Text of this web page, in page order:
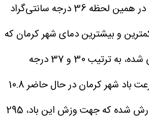
[print_datetime] در همین لحظه 36 درجه سانتی‌گراد
و بیشترین دمای شهر کرمان که
برای امروز پیش‌بینی شده، به ترتیب 30 و 37 درجه
سرعت باد شهر کرمان در حال حاضر 10.8
کیلومتر بر ساعت گزارش شده که جهت وزش این باد، 295